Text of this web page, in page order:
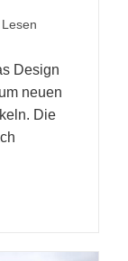
Design
neuen
Die